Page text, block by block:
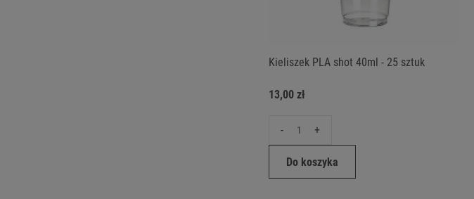
Kieliszek PLA shot 40ml - 25 sztuk
13,00 zł
- +
Do koszyka